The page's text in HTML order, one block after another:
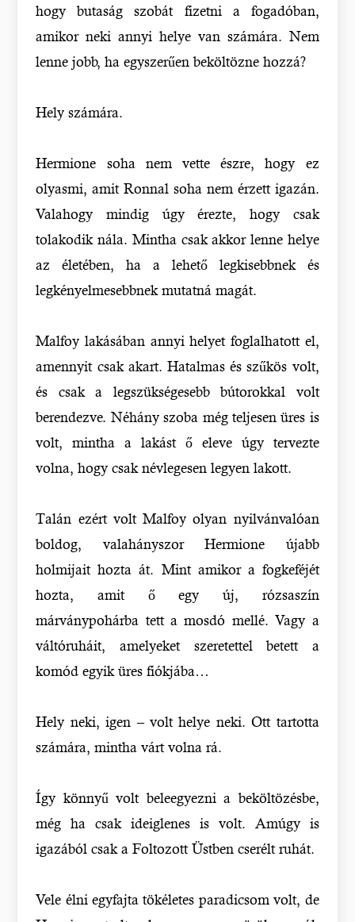
hogy butaság szobát fizetni a fogadóban,
amikor neki annyi helye van számára. Nem
lenne jobb, ha egyszerűen beköltözne hozzá?
Hely számára.
Hermione soha nem vette észre, hogy ez
olyasmi, amit Ronnal soha nem érzett igazán.
Valahogy mindig úgy érezte, hogy csak
tolakodik nála. Mintha csak akkor lenne helye
az életében, ha a lehető legkisebbnek és
legkényelmesebbnek mutatná magát.
Malfoy lakásában annyi helyet foglalhatott el,
amennyit csak akart. Hatalmas és szűkös volt,
és csak a legszükségesebb bútorokkal volt
berendezve. Néhány szoba még teljesen üres is
volt, mintha a lakást ő eleve úgy tervezte
volna, hogy csak névlegesen legyen lakott.
Talán ezért volt Malfoy olyan nyilvánvalóan
boldog, valahányszor Hermione újabb
holmijait hozta át. Mint amikor a fogkeféjét
hozta, amit ő egy új, rózsaszín
márványpohárba tett a mosdó mellé. Vagy a
váltóruháit, amelyeket szeretettel betett a
komód egyik üres fiókjába…
Hely neki, igen – volt helye neki. Ott tartotta
számára, mintha várt volna rá.
Így könnyű volt beleegyezni a beköltözésbe,
még ha csak ideiglenes is volt. Amúgy is
igazából csak a Foltozott Üstben cserélt ruhát.
Vele élni egyfajta tökéletes paradicsom volt, de